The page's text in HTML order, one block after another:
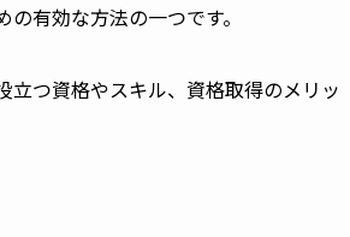
有効な方法の一つです。
つ資格やスキル、資格取得のメリッ